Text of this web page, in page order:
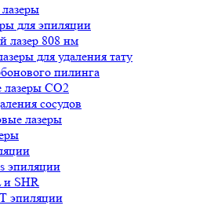
для эпиляции
лазер 808 нм
для удаления тату
пилинга
CO2
сосудов
лазеры
эпиляции
и SHR
эпиляции